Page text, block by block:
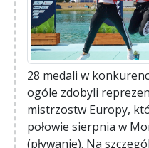
28 medali w
ogóle zdobyli
mistrzostw Europy,
połowie sierpnia w
(pływanie). Na